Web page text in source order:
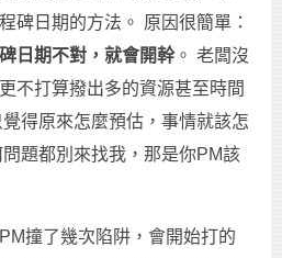
碑日期的方法。 原因很簡單：
日期不對，就會開幹。 老闆沒
不打算撥出多的資源甚至時間
得原來怎麼預估，事情就該怎
題都別來找我，那是你PM該
撞了幾次陷阱，會開始打的